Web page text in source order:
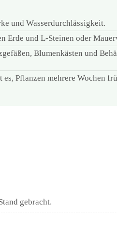
und Wasserdurchlässigkeit.
Erde und L-Steinen oder
Blumenkästen und
Pflanzen mehrere Wochen
gebracht.